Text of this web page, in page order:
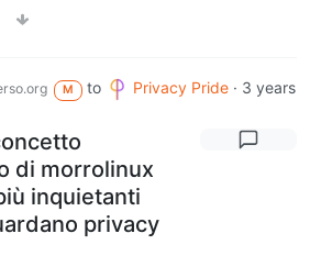
M to Privacy Pride · 3 years
di morrolinux
inquietanti
privacy